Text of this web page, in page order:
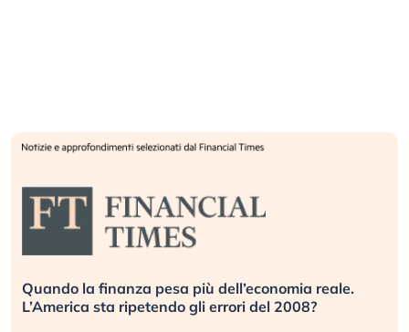
Quando la finanza pesa più dell’economia reale.
L’America sta ripetendo gli errori del 2008?